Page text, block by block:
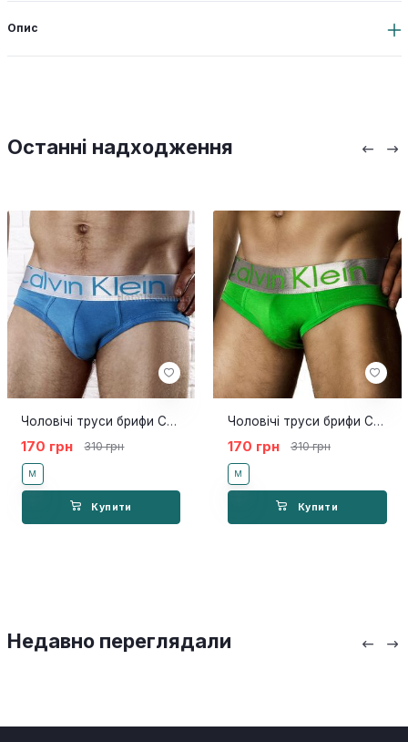
Опис
Останні надходження
Чоловічі труси брифи Calvin Klein Brief Steel Blue
170 грн 310 грн
M
Купити
Чоловічі труси брифи Calvin Klein Brief Steel Green
170 грн 310 грн
M
Купити
Недавно переглядали